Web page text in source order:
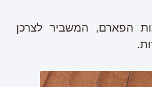
הפארם, המשביר לצרכן